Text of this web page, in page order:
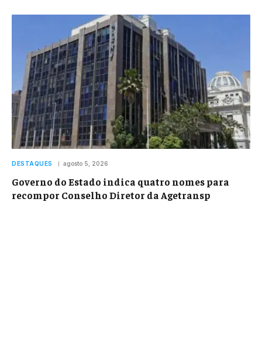
DESTAQUES agosto 5, 2026
Governo do Estado indica quatro nomes para
recompor Conselho Diretor da Agetransp